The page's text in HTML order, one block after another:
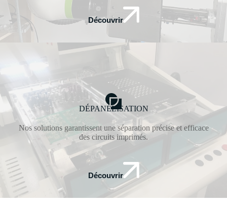
Découvrir
DÉPANÉLISATION
Nos solutions garantissent une séparation précise et efficace
des circuits imprimés.
Découvrir